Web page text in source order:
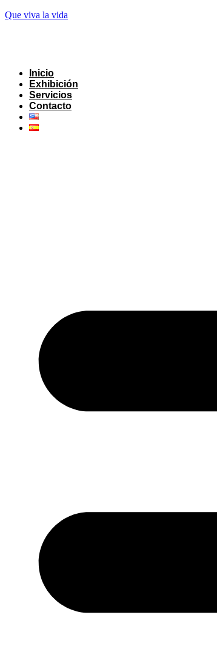
Que viva la vida
Inicio
Exhibición
Servicios
Contacto